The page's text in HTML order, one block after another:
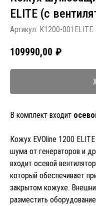
ELITE (c
Артикул: K1200-001ELITE
109990,00 ₽
В комплект входит
Кожух EVOline 1200
шума от генераторов и
входит осевой
который обеспечивает
закрытом кожухе.
разместить